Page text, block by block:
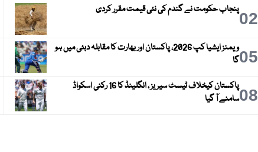
02پنجاب حکومت نے گندم کی نئی قیمت مقرر کردی
05
ویمنز ایشیا کپ 2026، پاکستان اور بھارت کا مقابلہ دبئی میں ہو
گا
08
پاکستان کیخلاف ٹیسٹ سیریز ، انگلینڈ کا 16 رکنی اسکواڈ
سامنے آ گیا